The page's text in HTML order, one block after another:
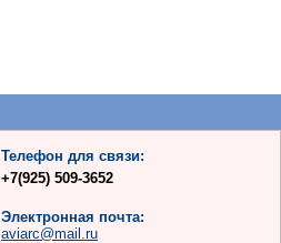
Телефон для связи:
+7(925) 509-3652
Электронная почта:
aviarc@mail.ru